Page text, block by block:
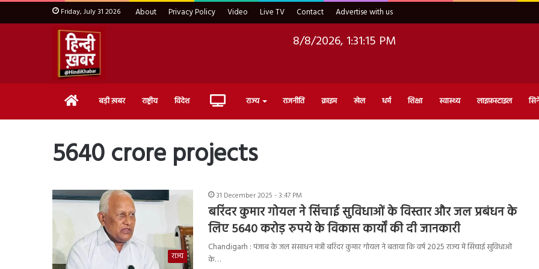
Friday, July 31 2026 About Privacy Policy Video Live TV Contact Advertise with us
8/8/2026, 1:31:16 PM
Home बड़ी ख़बर राष्ट्रीय विदेश Live राज्य राजनीति क्राइम खेल धर्म शिक्षा स्वास्थ्य लाइफ़स्टाइल
5640 crore projects
राज्य
31 December 2025 - 3:47 PM
बरिंदर कुमार गोयल ने सिंचाई सुविधाओं के विस्तार और जल प्रबंधन के
लिए 5640 करोड़ रुपये के विकास कार्यों की दी जानकारी
Chandigarh : पंजाब के जल संसाधन मंत्री बरिंदर कुमार गोयल ने बताया कि वर्ष 2025 राज्य में सिंचाई सुविधाओं
के…